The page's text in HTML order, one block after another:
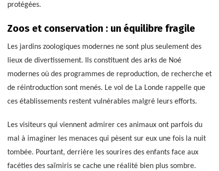
protégées.
Zoos et conservation : un équilibre fragile
Les jardins zoologiques modernes ne sont plus seulement des
lieux de divertissement. Ils constituent des arks de Noé
modernes où des programmes de reproduction, de recherche et
de réintroduction sont menés. Le vol de La Londe rappelle que
ces établissements restent vulnérables malgré leurs efforts.
Les visiteurs qui viennent admirer ces animaux ont parfois du
mal à imaginer les menaces qui pèsent sur eux une fois la nuit
tombée. Pourtant, derrière les sourires des enfants face aux
facéties des saïmiris se cache une réalité bien plus sombre.